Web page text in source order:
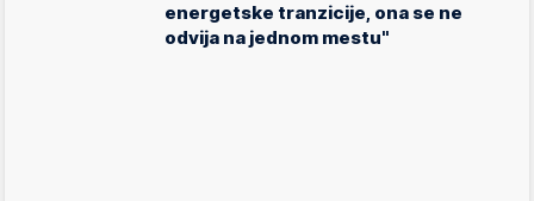
energetske tranzicije, ona se ne
odvija na jednom mestu"